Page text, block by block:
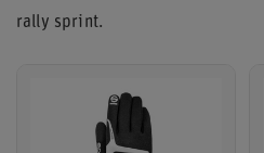
rally sprint.